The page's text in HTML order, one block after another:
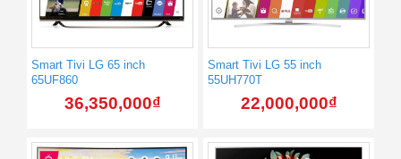
Smart Tivi LG 65 inch
65UF860
36,350,000₫
Smart Tivi LG 55 inch
55UH770T
22,000,000₫